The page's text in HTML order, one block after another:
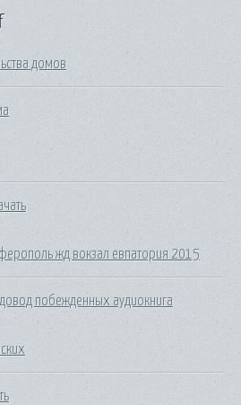
домов
жд вокзал евпатория 2015
побежденных аудиокнига